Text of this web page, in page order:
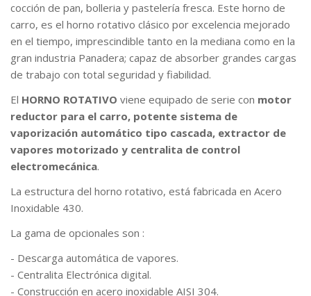
cocción de pan, bolleria y pastelería fresca. Este horno de
carro, es el horno rotativo clásico por excelencia mejorado
en el tiempo, imprescindible tanto en la mediana como en la
gran industria Panadera; capaz de absorber grandes cargas
de trabajo con total seguridad y fiabilidad.
El HORNO ROTATIVO viene equipado de serie con motor
reductor para el carro, potente sistema de
vaporización automático tipo cascada, extractor de
vapores motorizado y centralita de control
electromecánica.
La estructura del horno rotativo, está fabricada en Acero
Inoxidable 430.
La gama de opcionales son :
- Descarga automática de vapores.
- Centralita Electrónica digital.
- Construcción en acero inoxidable AISI 304.